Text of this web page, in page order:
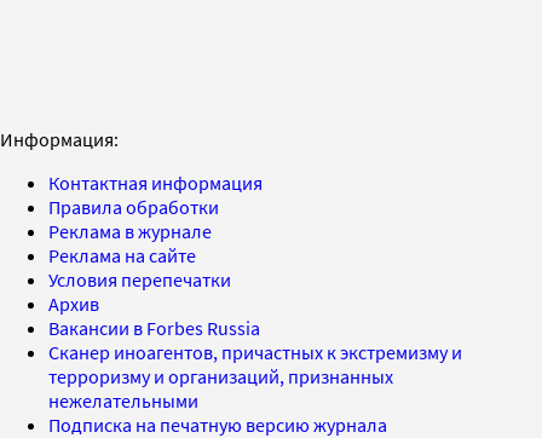
Информация:
Контактная информация
Правила обработки
Реклама в журнале
Реклама на сайте
Условия перепечатки
Архив
Вакансии в Forbes Russia
Сканер иноагентов, причастных к экстремизму и
терроризму и организаций, признанных
нежелательными
Подписка на печатную версию журнала